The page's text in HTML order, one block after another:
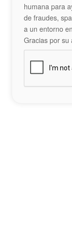
humana para
de fraudes,
a un entorno
Gracias por su